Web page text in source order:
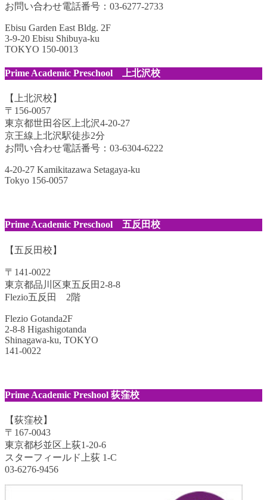
お問い合わせ電話番号：03-6277-2733
Ebisu Garden East Bldg. 2F
3-9-20 Ebisu Shibuya-ku
TOKYO 150-0013
Prime Academic Preschool 上北沢校
【上北沢校】
〒156-0057
東京都世田谷区上北沢4-20-27
京王線上北沢駅徒歩2分
お問い合わせ電話番号：03-6304-6222
4-20-27 Kamikitazawa Setagaya-ku
Tokyo 156-0057
Prime Academic Preschool 五反田校
【五反田校】
〒141-0022
東京都品川区東五反田2-8-8
Flezio五反田 2階
Flezio Gotanda2F
2-8-8 Higashigotanda
Shinagawa-ku, TOKYO
141-0022
Prime Academic Preshool 荻窪校
【荻窪校】
〒167-0043
東京都杉並区上荻1-20-6
スターフィールド上荻 1-C
03-6276-9456